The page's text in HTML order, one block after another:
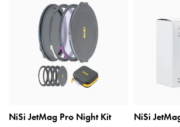
NiSi JetMag Pro Night Kit